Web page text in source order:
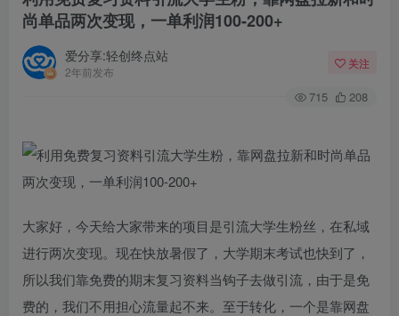
尚单品两次变现，一单利润100-200+
爱分享:轻创终点站
2年前发布
关注
715 208
大家好，今天给大家带来的项目是引流大学生粉丝，在私域
进行两次变现。现在快放暑假了，大学期末考试也快到了，
所以我们靠免费的期末复习资料当钩子去做引流，由于是免
费的，我们不用担心流量起不来。至于转化，一个是靠网盘